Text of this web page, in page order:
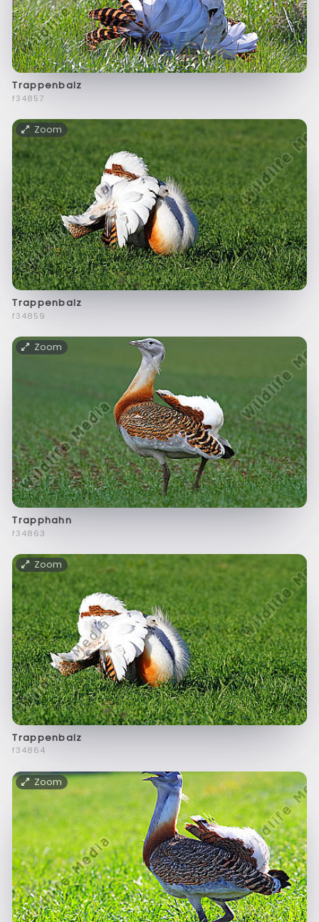
Trappenbalz
f34857
Zoom
Trappenbalz
f34859
Zoom
Trapphahn
f34863
Zoom
Trappenbalz
f34864
Zoom